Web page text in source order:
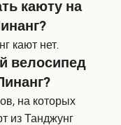
каюту на
кают нет.
велосипед
на которых
из Танджунг